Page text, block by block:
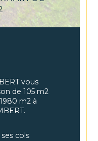
vous
de 105 m2
m2 à
cols